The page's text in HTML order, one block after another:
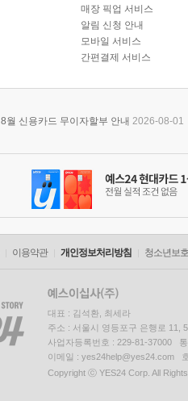
매장 픽업 서비스
알림 신청 안내
모바일 서비스
간편결제 서비스
8월 신용카드 무이자할부 안내 2026-08-01
이용약관 개인정보처리방침 청소년보
대표 : 김석환, 최세라
주소 : 서울시 영등포구 은행로 11,
사업자등록번호 : 229-81-37000
이메일 : yes24help@yes24.com
Copyright ⓒ YES24 Corp. All